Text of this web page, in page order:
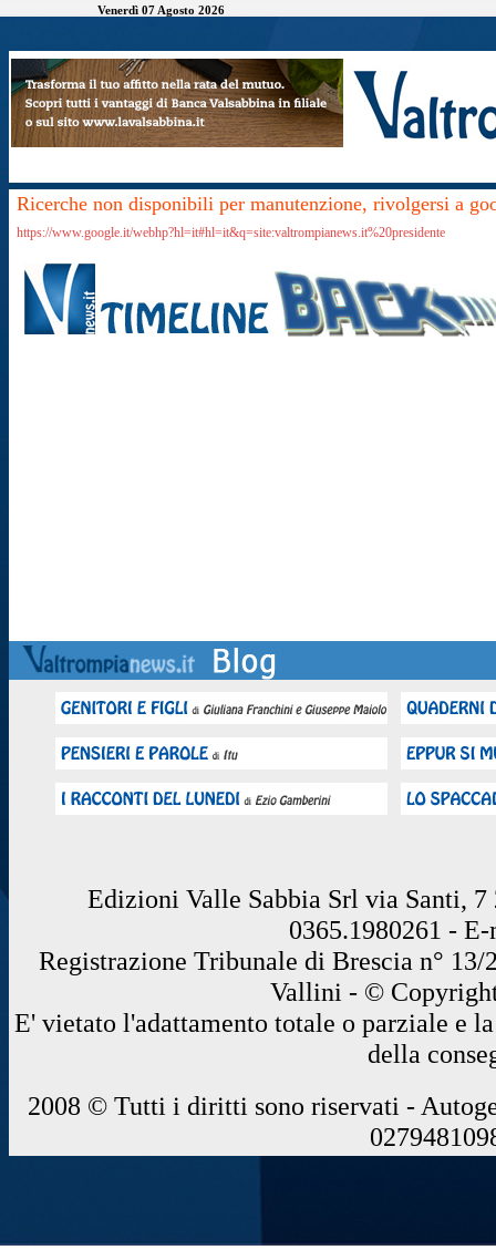
Venerdì 07 Agosto 2026
Ricerche non disponibili per manutenzione, rivolgersi a
https://www.google.it/webhp?hl=it#hl=it&q=site:valtrompianews.it%20presidente
Edizioni Valle Sabbia Srl via Santi, 7
0365.1980261 -
Registrazione Tribunale di Brescia n°
Vallini - ©
E' vietato l'adattamento totale o parziale e
della
2008 © Tutti i diritti sono riservati -